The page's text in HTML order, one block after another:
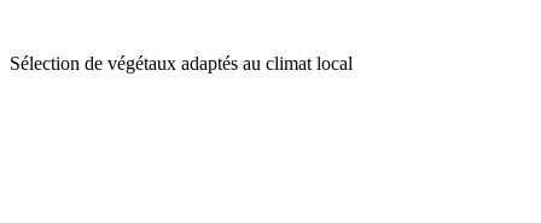
Sélection de végétaux adaptés au climat local